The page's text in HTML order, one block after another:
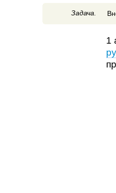
Задача.
1